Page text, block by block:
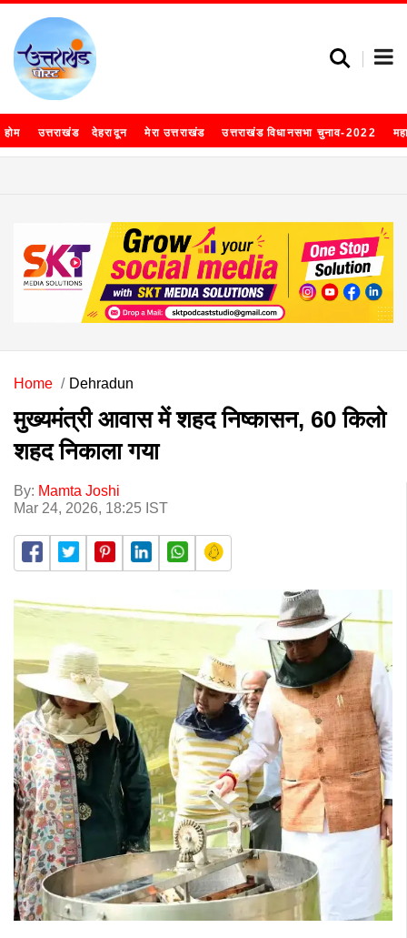
होम उत्तराखंड देहरादून मेरा उत्तराखंड उत्तराखंड विधानसभा चुनाव-2022
Home Dehradun
मुख्यमंत्री आवास में शहद निष्कासन, 60 किलो
शहद निकाला गया
By: Mamta Joshi
Mar 24, 2026, 18:25 IST